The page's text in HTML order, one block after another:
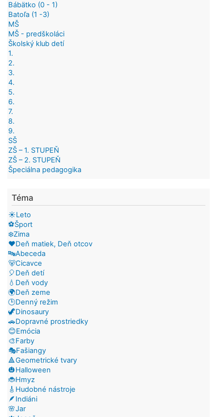
Bábätko (0 - 1)
Batoľa (1 -3)
MŠ
MŠ - predškoláci
Školský klub detí
1.
2.
3.
4.
5.
6.
7.
8.
9.
SŠ
ZŠ – 1. STUPEŇ
ZŠ – 2. STUPEŇ
Špeciálna pedagogika
Téma
☀️Leto
⚽Šport
❄️Zima
❤️Deň matiek, Deň otcov
🔤Abeceda
🐻Cicavce
🎈Deň detí
💧Deň vody
🌍Deň zeme
🕒Denný režim
🦖Dinosaury
🚗Dopravné prostriedky
😊Emócia
🎨Farby
🎭Fašiangy
🔺Geometrické tvary
🎃Halloween
🐞Hmyz
🎸Hudobné nástroje
🪶Indiáni
🌸Jar